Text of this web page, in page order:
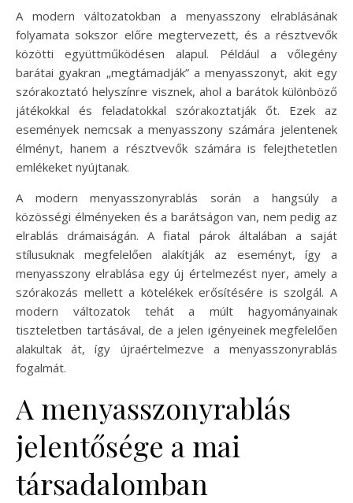
A modern változatokban a menyasszony elrablásának
folyamata sokszor előre megtervezett, és a résztvevők
közötti együttműködésen alapul. Például a vőlegény
barátai gyakran „megtámadják” a menyasszonyt, akit egy
szórakoztató helyszínre visznek, ahol a barátok különböző
játékokkal és feladatokkal szórakoztatják őt. Ezek az
események nemcsak a menyasszony számára jelentenek
élményt, hanem a résztvevők számára is felejthetetlen
emlékeket nyújtanak.
A modern menyasszonyrablás során a hangsúly a
közösségi élményeken és a barátságon van, nem pedig az
elrablás drámaiságán. A fiatal párok általában a saját
stílusuknak megfelelően alakítják az eseményt, így a
menyasszony elrablása egy új értelmezést nyer, amely a
szórakozás mellett a kötelékek erősítésére is szolgál. A
modern változatok tehát a múlt hagyományainak
tiszteletben tartásával, de a jelen igényeinek megfelelően
alakultak át, így újraértelmezve a menyasszonyrablás
fogalmát.
A menyasszonyrablás
jelentősége a mai
társadalomban